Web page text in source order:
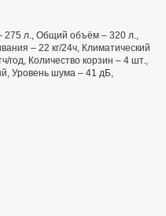
л., Общий объём – 320 л.,
– 22 кг/24ч, Климатический
год, Количество корзин – 4 шт.,
Уровень шума – 41 дБ,